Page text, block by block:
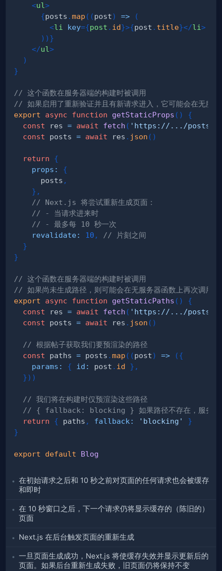
<ul>
{posts .map ( (post) =>
(
<li key={post . id}>{post . title}</li>
) ) }
</ul>
)
}
// 这个函数在服务器端的构建时被调用
// 如果启用了重新验证并且有新请求进入，它可能会在无服务
export
async function getStaticProps ( )
{
const res = await fetch ( 'https://.../posts'
const posts = await res . json ( )
return
{
props :
{
      posts
,
} ,
// Next.js 将尝试重新生成页面：
// - 当请求进来时
// - 最多每 10 秒一次
revalidate: 10 ,
// 片刻之间
}
}
// 这个函数在服务器端的构建时被调用
// 如果尚未生成路径，则可能会在无服务器函数上再次调用它
export
async function getStaticPaths ( )
{
const res = await fetch ( 'https://.../posts'
const posts = await res . json ( )
// 根据帖子获取我们要预渲染的路径
const paths = posts .map ( (post) => ({
params : { id : post . id } ,
}) )
// 我们将在构建时仅预渲染这些路径
// { fallback: blocking } 如果路径不存在，服务器将
return
{ paths , fallback : 'blocking'
}
}
export default Blog
在初始请求之后和 10 秒之前对页面的任何请求也会被缓存
和即时
在 10 秒窗口之后，下一个请求仍将显示缓存的（陈旧的）
页面
Next.js 在后台触发页面的重新生成
一旦页面生成成功，Next.js 将使缓存失效并显示更新后的
页面。如果后台重新生成失败，旧页面仍将保持不变